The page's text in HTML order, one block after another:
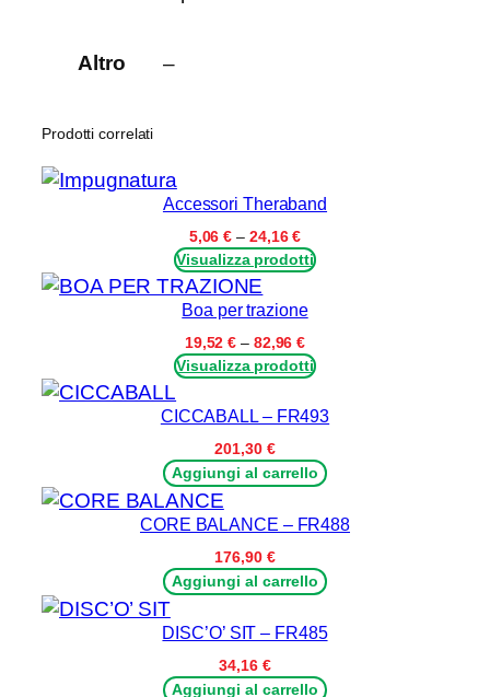
Altro –
Prodotti correlati
Accessori Theraband
5,06€ – 24,16€Fascia
di
prezzo:
5,06 €
a
24,16 €
Visualizza prodotti
Boa per trazione
19,52€ – 82,96€Fascia
di
prezzo:
19,52 €
82,96 €
Visualizza prodotti
CICCABALL – FR493
201,30 €
Aggiungi al carrello
CORE BALANCE – FR488
176,90 €
Aggiungi al carrello
DISC’O’ SIT – FR485
34,16 €
Aggiungi al carrello